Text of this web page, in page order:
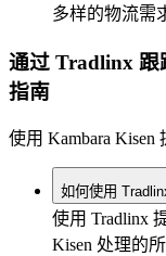
多样的物流需
通过 Tradlinx 跟
指南
使用 Kambara Kisen
如何使用
使用 Tradlinx
Kisen 处理的